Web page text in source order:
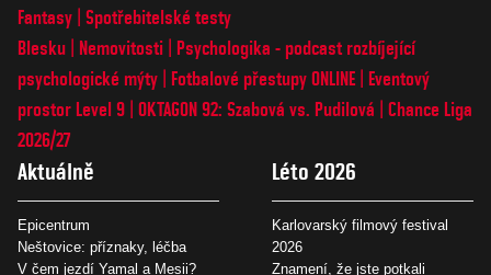
Fantasy Spotřebitelské testy
Blesku
Nemovitosti
Psychologika - podcast rozbíjející
psychologické mýty
Fotbalové přestupy ONLINE
Eventový
prostor Level 9 OKTAGON 92: Szabová vs. Pudilová
Chance Liga
2026/27
Aktuálně
Epicentrum
Neštovice: příznaky, léčba
V čem jezdí Yamal a Mesii?
Léto 2026
Karlovarský filmový festival
2026
Znamení, že jste potkali